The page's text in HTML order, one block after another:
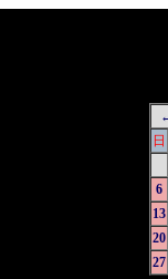
日
6
13
20
27